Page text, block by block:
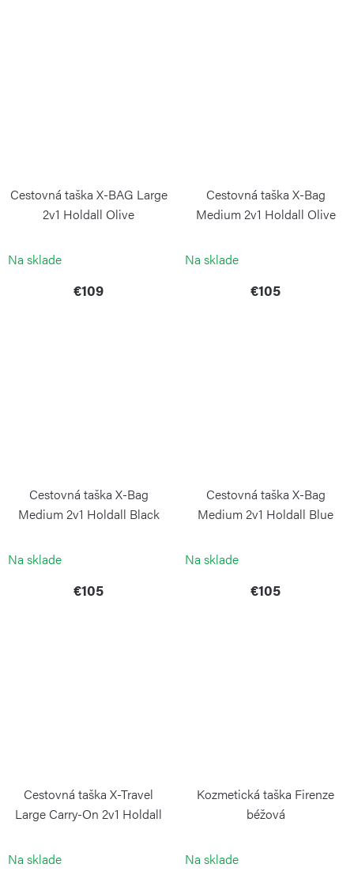
Cestovná taška X-BAG Large
2v1 Holdall Olive
Na sklade
€109
Cestovná taška X-Bag
Medium 2v1 Holdall Olive
Na sklade
€105
Cestovná taška X-Bag
Medium 2v1 Holdall Black
Na sklade
€105
Cestovná taška X-Bag
Medium 2v1 Holdall Blue
Na sklade
€105
Cestovná taška X-Travel
Large Carry-On 2v1 Holdall
Na sklade
Kozmetická taška Firenze
béžová
Na sklade